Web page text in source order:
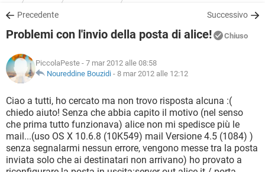
iOS
INSTAGRAM WHATSAPP
TIKTOK
HARDWARE
COVID-19
INSTAGRAM WHATSAPP
TIKTOK
HARDWARE
DOWNLOAD
COVID-19 GAMING
INTRATTENIMENTO
iOS WINDOWS 10
INSTAGRAM WHATSAPP
TIKTOK FACEBOOK
HARDWARE
COVID-19 GAMING
INTRATTENIMENTO
iOS WINDOWS 10
INSTAGRAM WHATSAPP
TIKTOK FACEBOOK
HARDWARE
GLOSSARIO
COVID-19 GAMING
INTRATTENIMENTO ANDROID
iOS WINDOWS 10
INSTAGRAM WHATSAPP
Precedente Successivo
Problemi con l'invio della posta di alice! Chiuso
PiccolaPeste - 7 mar 2012 alle 08:58
Noureddine Bouzidi - 8 mar 2012 alle 12:12
Ciao a tutti, ho cercato ma non trovo risposta alcuna :(
chiedo aiuto! Senza che abbia capito il motivo (nel senso
che prima tutto funzionava) alice non mi spedisce più le
mail...(uso OS X 10.6.8 (10K549) mail Versione 4.5 (1084) )
senza segnalarmi nessun errore, vengono messe tra la posta
inviata solo che ai destinatari non arrivano) ho provato a